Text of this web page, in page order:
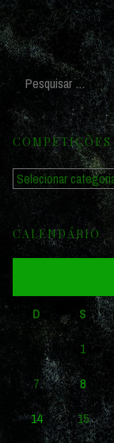
COMPETIÇÕES
Competições
CALENDÁRIO
D S
1
7
8
14
15